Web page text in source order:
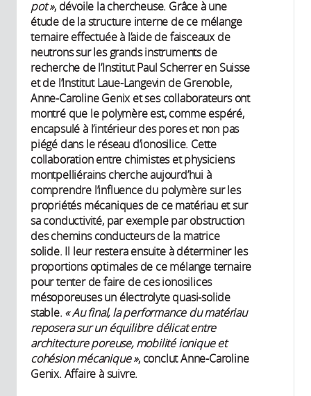
pot », dévoile la chercheuse. Grâce à une
étude de la structure interne de ce mélange
ternaire effectuée à l’aide de faisceaux de
neutrons sur les grands instruments de
recherche de l’Institut Paul Scherrer en Suisse
et de l’Institut Laue-Langevin de Grenoble,
Anne-Caroline Genix et ses collaborateurs ont
montré que le polymère est, comme espéré,
encapsulé à l’intérieur des pores et non pas
piégé dans le réseau d’ionosilice. Cette
collaboration entre chimistes et physiciens
montpelliérains cherche aujourd’hui à
comprendre l’influence du polymère sur les
propriétés mécaniques de ce matériau et sur
sa conductivité, par exemple par obstruction
des chemins conducteurs de la matrice
solide. Il leur restera ensuite à déterminer les
proportions optimales de ce mélange ternaire
pour tenter de faire de ces ionosilices
mésoporeuses un électrolyte quasi-solide
stable. « Au final, la performance du matériau
reposera sur un équilibre délicat entre
architecture poreuse, mobilité ionique et
cohésion mécanique », conclut Anne-Caroline
Genix. Affaire à suivre.